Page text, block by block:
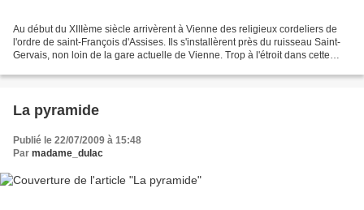
Au début du XIIIème siècle arrivèrent à Vienne des religieux cordeliers de
l'ordre de saint-François d'Assises. Ils s'installèrent près du ruisseau Saint-
Gervais, non loin de la gare actuelle de Vienne. Trop à l'étroit dans cette
La pyramide
Publié le 22/07/2009 à 15:48
Par madame_dulac